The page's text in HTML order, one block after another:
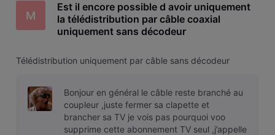
M
Est il encore possible d avoir uniquement
la télédistribution par câble coaxial
uniquement sans décodeur
Télédistribution uniquement par câble sans décodeur
Bonjour en général le câble reste branché au
coupleur ,juste fermer sa clapette et
brancher sa TV je vois pas pourquoi voo
supprime cette abonnement TV seul ,j’appelle